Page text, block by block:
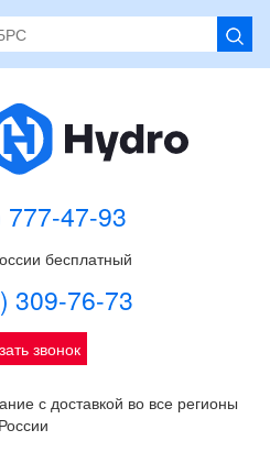
777-47-93
бесплатный
309-76-73
звонок
с доставкой во все регионы
России